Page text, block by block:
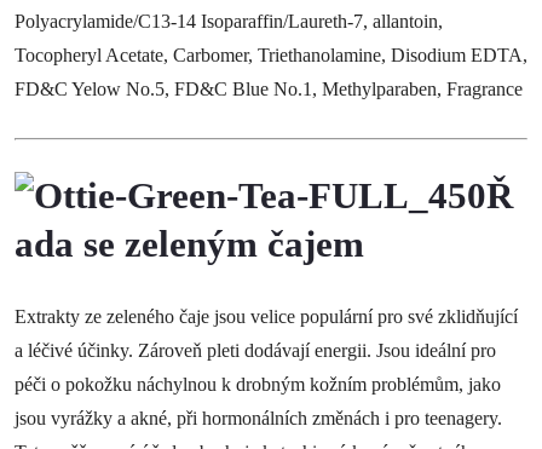
Polyacrylamide/C13-14 Isoparaffin/Laureth-7, allantoin,
Tocopheryl Acetate, Carbomer, Triethanolamine, Disodium EDTA,
FD&C Yelow No.5, FD&C Blue No.1, Methylparaben, Fragrance
Ř
ada se zeleným čajem
Extrakty ze zeleného čaje jsou velice populární pro své zklidňující
a léčivé účinky. Zároveň pleti dodávají energii. Jsou ideální pro
péči o pokožku náchylnou k drobným kožním problémům, jako
jsou vyrážky a akné, při hormonálních změnách i pro teenagery.